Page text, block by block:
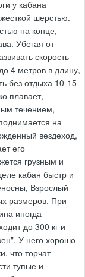
у кабана
шерстью.
на конце,
Убегая от
скорость
4 метров в длину,
без отдыха 10-15
плавает,
течением,
на
вездеход,
его
грузным и
кабан быстр и
Взрослый
размеров. При
иногда
до 300 кг и
У него хорошо
что торчат
тупые и